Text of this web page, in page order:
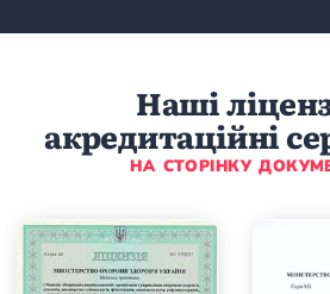
Наші
акредитаційні
НА СТОРІНКУ